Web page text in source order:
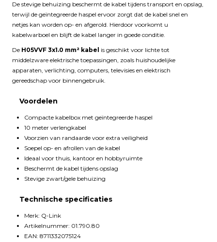
De stevige behuizing beschermt de kabel tijdens transport en opslag,
terwijl de geïntegreerde haspel ervoor zorgt dat de kabel snel en
netjes kan worden op- en afgerold. Hierdoor voorkomt u
kabelwarboel en blijft de kabel langer in goede conditie.
De H05VVF 3x1.0 mm² kabel is geschikt voor lichte tot
middelzware elektrische toepassingen, zoals huishoudelijke
apparaten, verlichting, computers, televisies en elektrisch
gereedschap voor binnengebruik.
Voordelen
Compacte kabelbox met geïntegreerde haspel
10 meter verlengkabel
Voorzien van randaarde voor extra veiligheid
Soepel op- en afrollen van de kabel
Ideaal voor thuis, kantoor en hobbyruimte
Beschermt de kabel tijdens opslag
Stevige zwart/gele behuizing
Technische specificaties
Merk: Q-Link
Artikelnummer: 01.790.80
EAN: 8711332075124